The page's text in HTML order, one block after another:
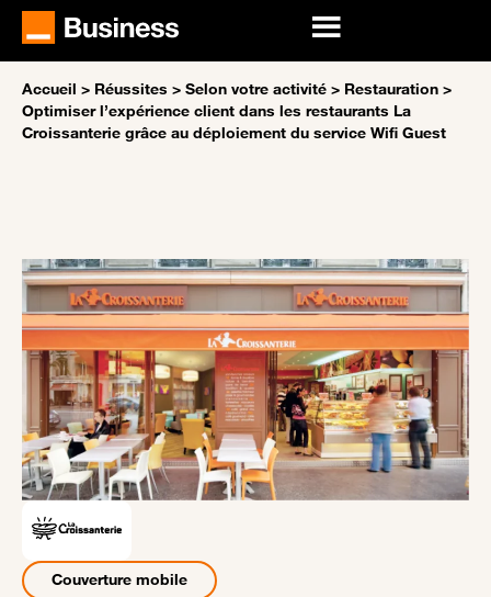
Accueil > Réussites > Selon votre activité > Restauration >
Optimiser l’expérience client dans les restaurants La
Croissanterie grâce au déploiement du service Wifi Guest
Couverture mobile